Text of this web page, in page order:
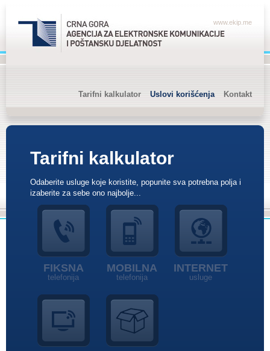
www.ekip.me
Tarifni kalkulator Uslovi korišćenja Kontakt
Tarifni kalkulator
Odaberite usluge koje koristite, popunite sva potrebna polja i
izaberite za sebe ono najbolje...
FIKSNA
telefonija
MOBILNA
telefonija
INTERNET
usluge